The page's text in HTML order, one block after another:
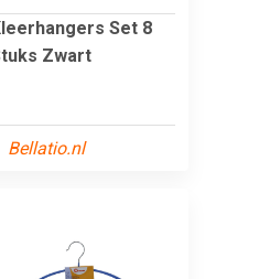
Set 8
Zwart
Bellatio.nl